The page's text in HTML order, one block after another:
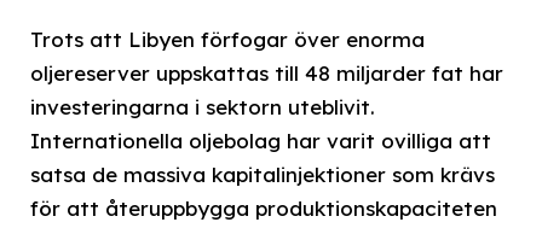
Trots att Libyen förfogar över enorma
oljereserver uppskattas till 48 miljarder fat har
investeringarna i sektorn uteblivit.
Internationella oljebolag har varit ovilliga att
satsa de massiva kapitalinjektioner som krävs
för att återuppbygga produktionskapaciteten